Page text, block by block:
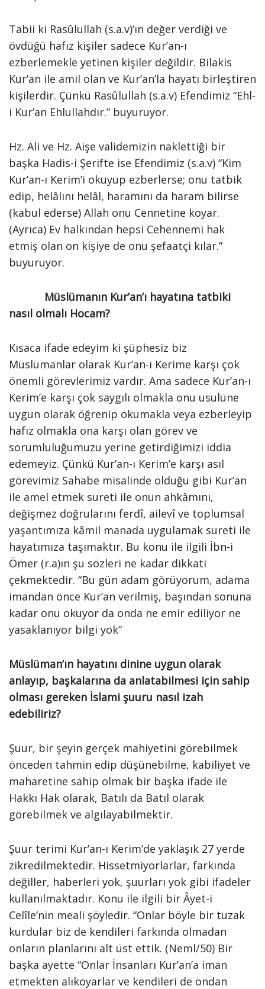
Tabii ki Rasûlullah (s.a.v)’ın değer verdiği ve
övdüğü hafız kişiler sadece Kur’an-ı
ezberlemekle yetinen kişiler değildir. Bilakis
Kur’an ile amil olan ve Kur’an’la hayatı birleştiren
kişilerdir. Çünkü Rasûlullah (s.a.v) Efendimiz “Ehl-
i Kur’an Ehlullahdır.” buyuruyor.
Hz. Ali ve Hz. Aişe validemizin naklettiği bir
başka Hadis-i Şerifte ise Efendimiz (s.a.v) “Kim
Kur’an-ı Kerim’i okuyup ezberlerse; onu tatbik
edip, helâlını helâl, haramını da haram bilirse
(kabul ederse) Allah onu Cennetine koyar.
(Ayrıca) Ev halkından hepsi Cehennemi hak
etmiş olan on kişiye de onu şefaatçi kılar.”
buyuruyor.
Müslümanın Kur’an’ı hayatına tatbiki
nasıl olmalı Hocam?
Kısaca ifade edeyim ki şüphesiz biz
Müslümanlar olarak Kur’an-ı Kerime karşı çok
önemli görevlerimiz vardır. Ama sadece Kur’an-ı
Kerim’e karşı çok saygılı olmakla onu usulüne
uygun olarak öğrenip okumakla veya ezberleyip
hafız olmakla ona karşı olan görev ve
sorumluluğumuzu yerine getirdiğimizi iddia
edemeyiz. Çünkü Kur’an-ı Kerim’e karşı asıl
görevimiz Sahabe misalinde olduğu gibi Kur’an
ile amel etmek sureti ile onun ahkâmını,
değişmez doğrularını ferdî, ailevî ve toplumsal
yaşantımıza kâmil manada uygulamak sureti ile
hayatımıza taşımaktır. Bu konu ile ilgili İbn-i
Ömer (r.a)ın şu sözleri ne kadar dikkati
çekmektedir. “Bu gün adam görüyorum, adama
imandan önce Kur’an verilmiş, başından sonuna
kadar onu okuyor da onda ne emir ediliyor ne
yasaklanıyor bilgi yok”
Müslüman’ın hayatını dinine uygun olarak
anlayıp, başkalarına da anlatabilmesi için sahip
olması gereken İslami şuuru nasıl izah
edebiliriz?
Şuur, bir şeyin gerçek mahiyetini görebilmek
önceden tahmin edip düşünebilme, kabiliyet ve
maharetine sahip olmak bir başka ifade ile
Hakkı Hak olarak, Batılı da Batıl olarak
görebilmek ve algılayabilmektir.
Şuur terimi Kur’an-ı Kerim’de yaklaşık 27 yerde
zikredilmektedir. Hissetmiyorlarlar, farkında
değiller, haberleri yok, şuurları yok gibi ifadeler
kullanılmaktadır. Konu ile ilgili bir Âyet-i
Celîle’nin meali şöyledir. “Onlar böyle bir tuzak
kurdular biz de kendileri farkında olmadan
onların planlarını alt üst ettik. (Neml/50) Bir
başka ayette “Onlar İnsanları Kur’an’a iman
etmekten alıkoyarlar ve kendileri de ondan